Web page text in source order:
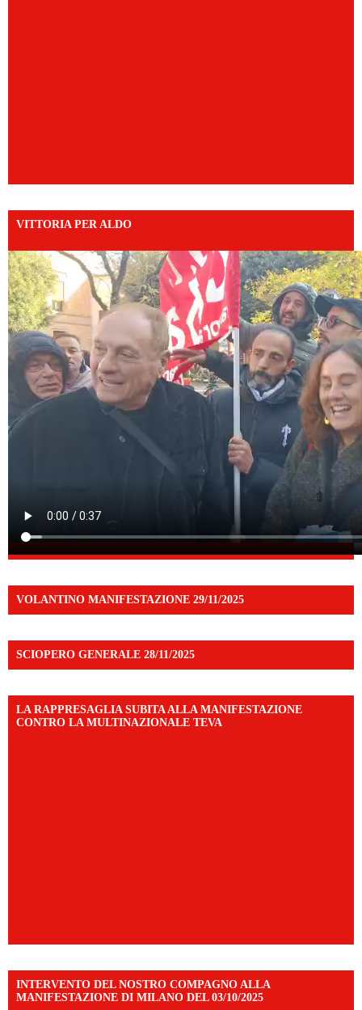
VITTORIA PER ALDO
VOLANTINO MANIFESTAZIONE 29/11/2025
SCIOPERO GENERALE 28/11/2025
LA RAPPRESAGLIA SUBITA ALLA MANIFESTAZIONE
CONTRO LA MULTINAZIONALE TEVA
INTERVENTO DEL NOSTRO COMPAGNO ALLA
MANIFESTAZIONE DI MILANO DEL 03/10/2025